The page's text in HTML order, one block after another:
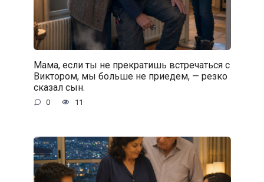
Мама, если ты не прекратишь встречаться с
Виктором, мы больше не приедем, — резко
сказал сын.
0 11